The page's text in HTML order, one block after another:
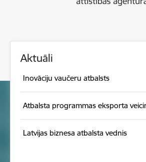
Aktuāli
Inovāciju vaučeru atbalsts
Atbalsta programmas eksporta
Latvijas biznesa atbalsta vednis